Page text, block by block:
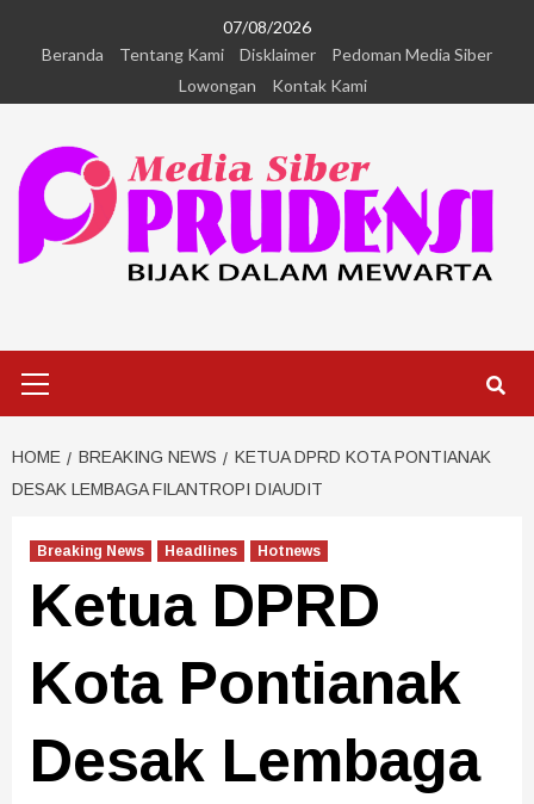
07/08/2026
Beranda
Tentang Kami Disklaimer
Pedoman Media Siber
Lowongan
Kontak Kami
HOME BREAKING NEWS
KETUA DPRD KOTA PONTIANAK
DESAK LEMBAGA FILANTROPI DIAUDIT
Breaking News Headlines Hotnews
Ketua DPRD
Kota Pontianak
Desak Lembaga